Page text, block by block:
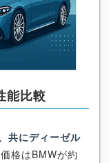
能比較
共にディーゼル
価格はBMWが約